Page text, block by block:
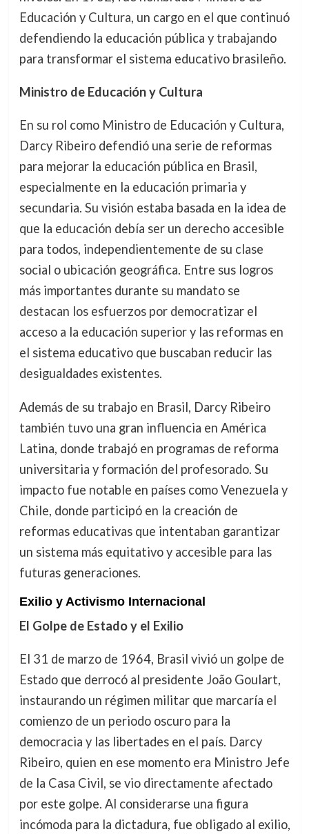
Educación y Cultura, un cargo en el que continuó
defendiendo la educación pública y trabajando
para transformar el sistema educativo brasileño.
Ministro de Educación y Cultura
En su rol como Ministro de Educación y Cultura,
Darcy Ribeiro defendió una serie de reformas
para mejorar la educación pública en Brasil,
especialmente en la educación primaria y
secundaria. Su visión estaba basada en la idea de
que la educación debía ser un derecho accesible
para todos, independientemente de su clase
social o ubicación geográfica. Entre sus logros
más importantes durante su mandato se
destacan los esfuerzos por democratizar el
acceso a la educación superior y las reformas en
el sistema educativo que buscaban reducir las
desigualdades existentes.
Además de su trabajo en Brasil, Darcy Ribeiro
también tuvo una gran influencia en América
Latina, donde trabajó en programas de reforma
universitaria y formación del profesorado. Su
impacto fue notable en países como Venezuela y
Chile, donde participó en la creación de
reformas educativas que intentaban garantizar
un sistema más equitativo y accesible para las
futuras generaciones.
Exilio y Activismo Internacional
El Golpe de Estado y el Exilio
El 31 de marzo de 1964, Brasil vivió un golpe de
Estado que derrocó al presidente João Goulart,
instaurando un régimen militar que marcaría el
comienzo de un periodo oscuro para la
democracia y las libertades en el país. Darcy
Ribeiro, quien en ese momento era Ministro Jefe
de la Casa Civil, se vio directamente afectado
por este golpe. Al considerarse una figura
incómoda para la dictadura, fue obligado al exilio,